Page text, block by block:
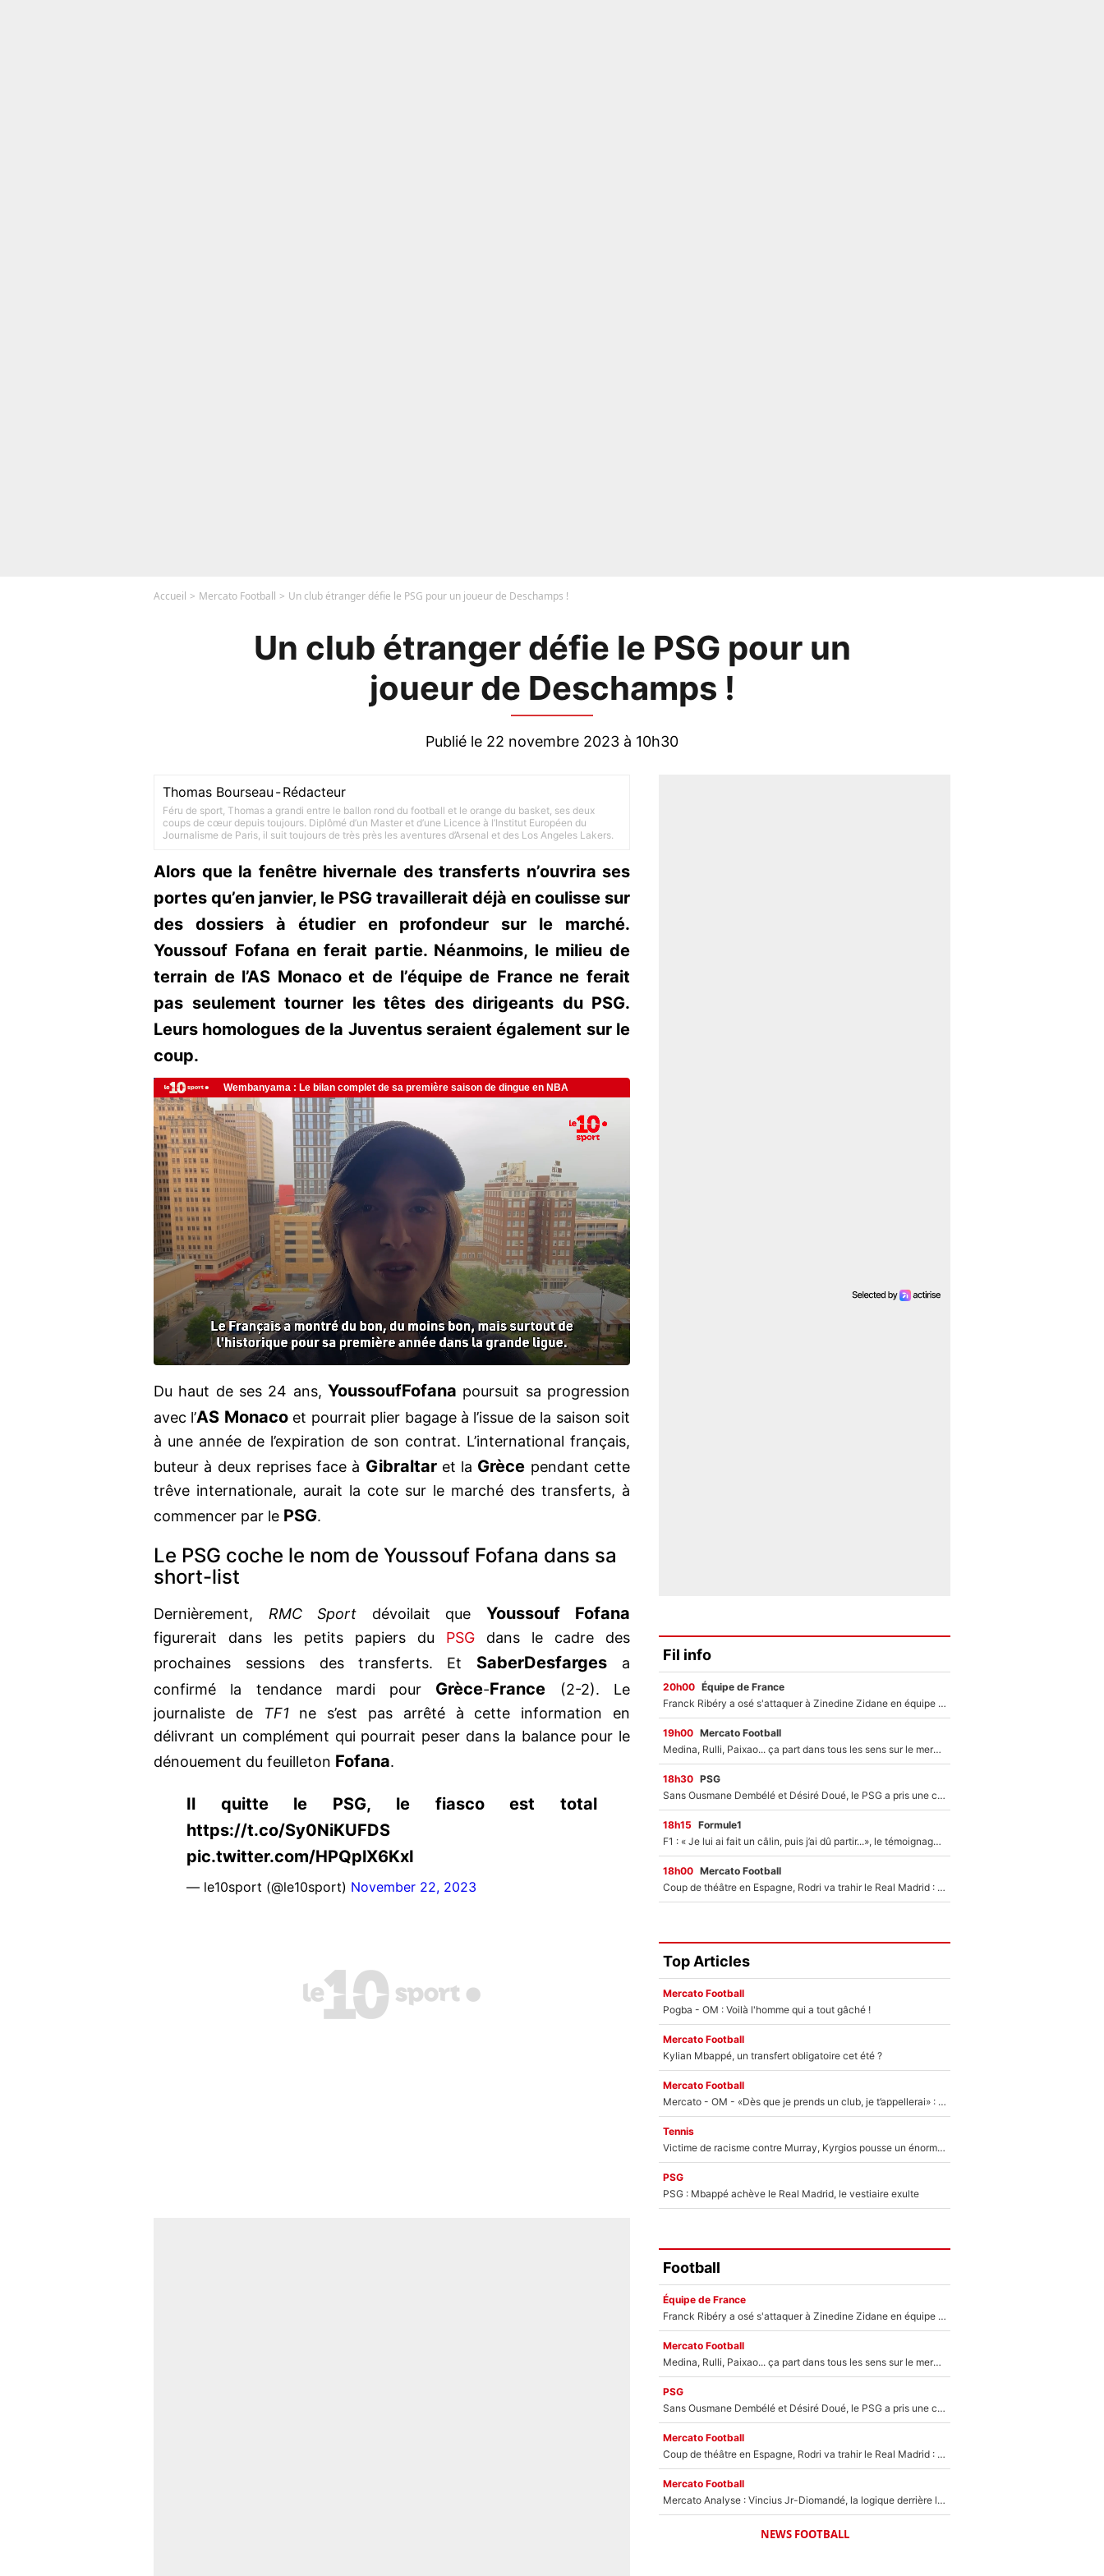
Accueil Mercato Football Un club étranger défie le PSG pour un joueur de Deschamps !
Un club étranger défie le PSG pour un
joueur de Deschamps !
Publié le 22 novembre 2023 à 10h30
Thomas Bourseau -Rédacteur
Féru de sport, Thomas a grandi entre le ballon rond du football et le orange du basket, ses deux
coups de cœur depuis toujours. Diplômé d’un Master et d’une Licence à l’Institut Européen du
Journalisme de Paris, il suit toujours de très près les aventures d’Arsenal et des Los Angeles Lakers.
Alors que la fenêtre hivernale des transferts n’ouvrira ses
portes qu’en janvier, le PSG travaillerait déjà en coulisse sur
des dossiers à étudier en profondeur sur le marché.
Youssouf Fofana en ferait partie. Néanmoins, le milieu de
terrain de l’AS Monaco et de l’équipe de France ne ferait
pas seulement tourner les têtes des dirigeants du PSG.
Leurs homologues de la Juventus seraient également sur le
coup.
Du haut de ses 24 ans, YoussoufFofana poursuit sa progression
avec l’AS Monacoet pourrait plier bagage à l’issue de la saison soit
à une année de l’expiration de son contrat. L’international français,
buteur à deux reprises face à Gibraltaret la Grèce pendant cette
trêve internationale, aurait la cote sur le marché des transferts, à
commencer par le PSG.
Le PSG coche le nom de Youssouf Fofana dans sa
short-list
Dernièrement, RMC Sport dévoilait que Youssouf Fofana
figurerait dans les petits papiers du PSG dans le cadre des
prochaines sessions des transferts. Et SaberDesfarges a
confirmé la tendance mardi pour Grèce-France (2-2). Le
journaliste de
TF1ne s’est pas arrêté à cette information en
délivrant un complément qui pourrait peser dans la balance pour le
dénouement du feuilleton Fofana.
Il quitte le PSG, le fiasco est total
https://t.co/Sy0NiKUFDS
pic.twitter.com/HPQplX6KxI
— le10sport (@le10sport) November 22, 2023
Fil info
20h00 Équipe de France
Franck Ribéry a osé s'attaquer à Zinedine Zidane en équipe de France : «Je n'aurais jamais fait ça»
19h00 Mercato Football
Medina, Rulli, Paixao... ça part dans tous les sens sur le mercato de l'OM : Frank McCourt va enfin récupérer l'argent qu'il attend ?
18h30 PSG
Sans Ousmane Dembélé et Désiré Doué, le PSG a pris une correction face à Majorque : Luis Enrique attend avec impatience des renforts !
18h15 Formule1
F1 : « Je lui ai fait un câlin, puis j’ai dû partir...», le témoignage émouvant de Max Verstappen sur sa fille
18h00 Mercato Football
Coup de théâtre en Espagne, Rodri va trahir le Real Madrid : Le Ballon d'Or a choisi de signer au FC Barcelone !
Top Articles
Mercato Football
Pogba - OM : Voilà l'homme qui a tout gâché !
Mercato Football
Kylian Mbappé, un transfert obligatoire cet été ?
Mercato Football
Mercato - OM - «Dès que je prends un club, je t’appellerai» : La promesse de Marcelino au moment de claquer la porte
Tennis
Victime de racisme contre Murray, Kyrgios pousse un énorme coup de gueule !
PSG
PSG : Mbappé achève le Real Madrid, le vestiaire exulte
Football
Équipe de France
Franck Ribéry a osé s'attaquer à Zinedine Zidane en équipe de France : «Je n'aurais jamais fait ça»
Mercato Football
Medina, Rulli, Paixao... ça part dans tous les sens sur le mercato de l'OM : Frank McCourt va enfin récupérer l'argent qu'il attend ?
PSG
Sans Ousmane Dembélé et Désiré Doué, le PSG a pris une correction face à Majorque : Luis Enrique attend avec impatience des renforts !
Mercato Football
Coup de théâtre en Espagne, Rodri va trahir le Real Madrid : Le Ballon d'Or a choisi de signer au FC Barcelone !
Mercato Football
Mercato Analyse : Vincius Jr-Diomandé, la logique derrière la concordance des temps
NEWS FOOTBALL